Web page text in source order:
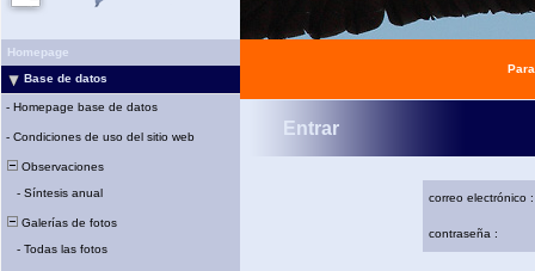
Homepage
Base de datos
- Homepage base de datos
- Condiciones de uso del sitio web
Observaciones
- Síntesis anual
Galerías de fotos
- Todas las fotos
Entrar
correo electrónico :
contraseña :